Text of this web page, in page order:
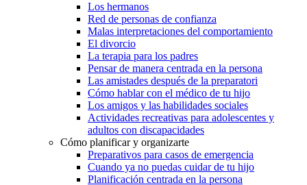
Los hermanos
Red de personas de confianza
Malas interpretaciones del comportamiento
El divorcio
La terapia para los padres
Pensar de manera centrada en la persona
Las amistades después de la preparatori
Cómo hablar con el médico de tu hijo
Los amigos y las habilidades sociales
Actividades recreativas para adolescentes y
adultos con discapacidades
Cómo planificar y organizarte
Preparativos para casos de emergencia
Cuando ya no puedas cuidar de tu hijo
Planificación centrada en la persona